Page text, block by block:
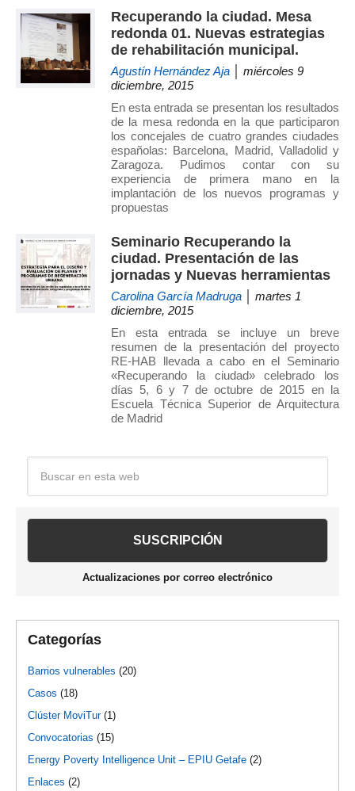
Recuperando la ciudad. Mesa
redonda 01. Nuevas estrategias
de rehabilitación municipal.
Agustín Hernández Aja │ miércoles 9
diciembre, 2015
En esta entrada se presentan los resultados
de la mesa redonda en la que participaron
los concejales de cuatro grandes ciudades
españolas: Barcelona, Madrid, Valladolid y
Zaragoza. Pudimos contar con su
experiencia de primera mano en la
implantación de los nuevos programas y
propuestas
Seminario Recuperando la
ciudad. Presentación de las
jornadas y Nuevas herramientas
Carolina García Madruga │ martes 1
diciembre, 2015
En esta entrada se incluye un breve
resumen de la presentación del proyecto
RE-HAB llevada a cabo en el Seminario
«Recuperando la ciudad» celebrado los
días 5, 6 y 7 de octubre de 2015 en la
Escuela Técnica Superior de Arquitectura
de Madrid
Barra
lateral
principal
Actualizaciones por correo electrónico
Categorías
Barrios vulnerables (20)
Casos (18)
Clúster MoviTur(1)
Convocatorias (15)
Energy Poverty Intelligence Unit – EPIU Getafe (2)
Enlaces (2)